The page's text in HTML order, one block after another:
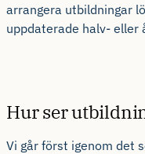
arrangera utbildningar
uppdaterade halv- eller
Hur ser
Vi går först igenom det